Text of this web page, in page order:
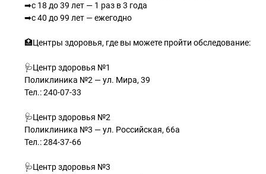
➡с 18 до 39 лет — 1 раз в 3 года
➡с 40 до 99 лет — ежегодно
🏥Центры здоровья, где вы можете пройти обследование:
🩺Центр здоровья №1
Поликлиника №2 — ул. Мира, 39
Тел.: 240-07-33
🩺Центр здоровья №2
Поликлиника №3 — ул. Российская, 66а
Тел.: 284-37-66
🩺Центр здоровья №3